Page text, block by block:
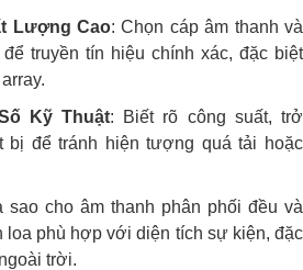
Lượng Cao: Chọn cáp âm thanh và
truyền tín hiệu chính xác, đặc biệt
Kỹ Thuật: Biết rõ công suất, trở
bị để tránh hiện tượng quá tải hoặc
sao cho âm thanh phân phối đều và
loa phù hợp với diện tích sự kiện, đặc
trời.